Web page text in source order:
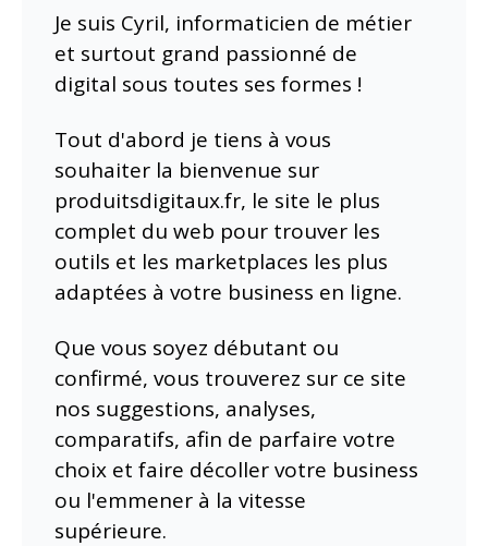
Je suis Cyril, informaticien de métier
et surtout grand passionné de
digital sous toutes ses formes !
Tout d'abord je tiens à vous
souhaiter la bienvenue sur
produitsdigitaux.fr, le site le plus
complet du web pour trouver les
outils et les marketplaces les plus
adaptées à votre business en ligne.
Que vous soyez débutant ou
confirmé, vous trouverez sur ce site
nos suggestions, analyses,
comparatifs, afin de parfaire votre
choix et faire décoller votre business
ou l'emmener à la vitesse
supérieure.